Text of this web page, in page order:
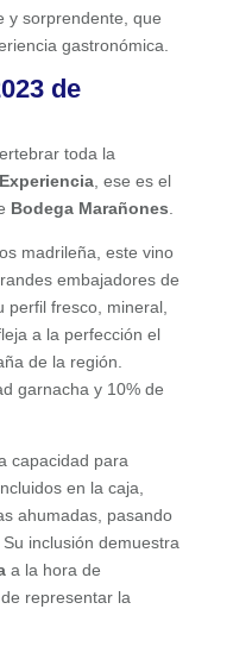
y sorprendente, que
gastronómica.
de
toda la
, ese es el
Bodega Marañones
madrileña, este vino
embajadores de
perfil fresco, mineral,
a la perfección el
de la región.
garnacha y 10% de
capacidad para
en la caja,
ahumadas, pasando
inclusión demuestra
a la hora de
representar la